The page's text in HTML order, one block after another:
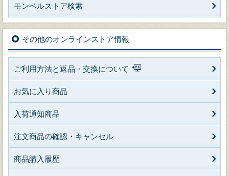
モンベルストア検索
その他のオンラインストア情報
ご利用方法と返品・交換について
お気に入り商品
入荷通知商品
注文商品の確認・キャンセル
商品購入履歴